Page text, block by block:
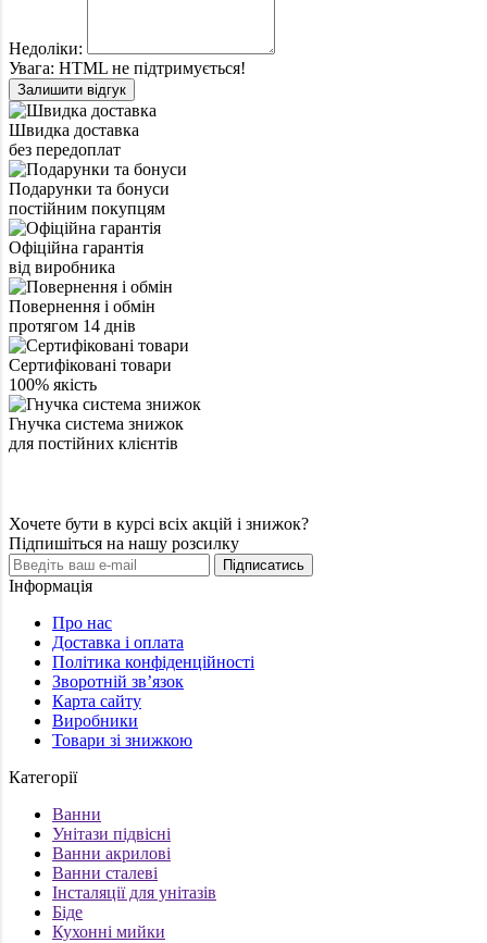
Недоліки:
Увага: HTML не підтримується!
Залишити відгук
Швидка доставка
без передоплат
Подарунки та бонуси
постійним покупцям
Офіційна гарантія
від виробника
Повернення і обмін
протягом 14 днів
Сертифіковані товари
100% якість
Гнучка система знижок
для постійних клієнтів
Хочете бути в курсі всіх акцій і знижок?
Підпишіться на нашу розсилку
Підписатись
Інформація
Про нас
Доставка і оплата
Політика конфіденційності
Зворотній зв’язок
Карта сайту
Виробники
Товари зі знижкою
Категорії
Ванни
Унітази підвісні
Ванни акрилові
Ванни сталеві
Інсталяції для унітазів
Біде
Кухонні мийки